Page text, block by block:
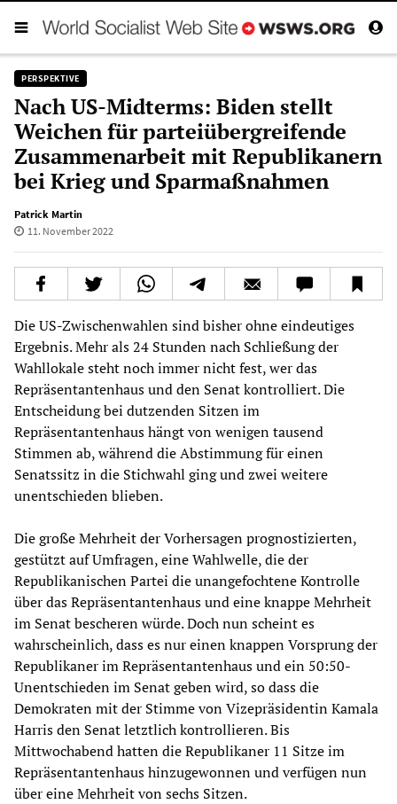
PERSPEKTIVE
Nach US-Midterms: Biden stellt
Weichen für parteiübergreifende
Zusammenarbeit mit Republikanern
bei Krieg und Sparmaßnahmen
Patrick Martin
11. November 2022
Die US-Zwischenwahlen sind bisher ohne eindeutiges
Ergebnis. Mehr als 24 Stunden nach Schließung der
Wahllokale steht noch immer nicht fest, wer das
Repräsentantenhaus und den Senat kontrolliert. Die
Entscheidung bei dutzenden Sitzen im
Repräsentantenhaus hängt von wenigen tausend
Stimmen ab, während die Abstimmung für einen
Senatssitz in die Stichwahl ging und zwei weitere
unentschieden blieben.
Die große Mehrheit der Vorhersagen prognostizierten,
gestützt auf Umfragen, eine Wahlwelle, die der
Republikanischen Partei die unangefochtene Kontrolle
über das Repräsentantenhaus und eine knappe Mehrheit
im Senat bescheren würde. Doch nun scheint es
wahrscheinlich, dass es nur einen knappen Vorsprung der
Republikaner im Repräsentantenhaus und ein 50:50-
Unentschieden im Senat geben wird, so dass die
Demokraten mit der Stimme von Vizepräsidentin Kamala
Harris den Senat letztlich kontrollieren. Bis
Mittwochabend hatten die Republikaner 11 Sitze im
Repräsentantenhaus hinzugewonnen und verfügen nun
über eine Mehrheit von sechs Sitzen.